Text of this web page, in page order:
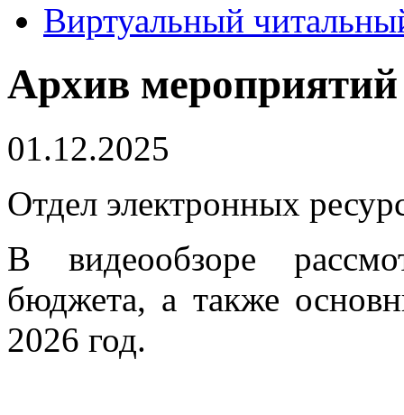
Виртуальный
Архив мероприятий
01.12.2025
Отдел электронных
В видеообзоре
бюджета, а также
2026 год.